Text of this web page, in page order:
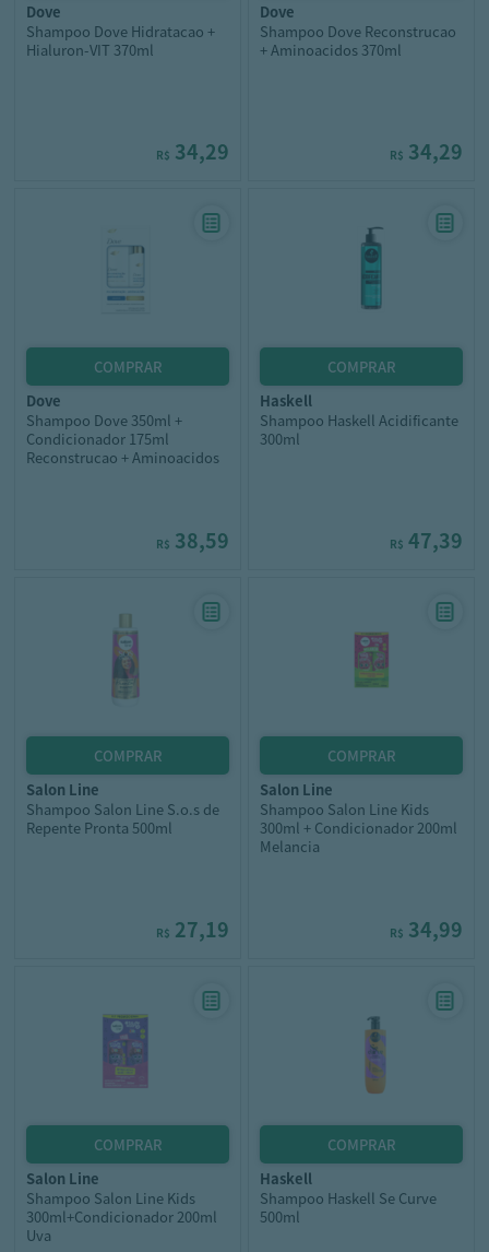
dove
Shampoo Dove Hidratacao +
Hialuron-VIT 370ml
R$ 34,29
dove
Shampoo Dove Reconstrucao
+ Aminoacidos 370ml
R$ 34,29
dove
Shampoo Dove 350ml +
Condicionador 175ml
Reconstrucao + Aminoacidos
R$ 38,59
haskell
Shampoo Haskell Acidificante
300ml
R$ 47,39
salon line
Shampoo Salon Line S.o.s de
Repente Pronta 500ml
R$ 27,19
salon line
Shampoo Salon Line Kids
300ml + Condicionador 200ml
Melancia
R$ 34,99
salon line
Shampoo Salon Line Kids
300ml+Condicionador 200ml
Uva
haskell
Shampoo Haskell Se Curve
500ml